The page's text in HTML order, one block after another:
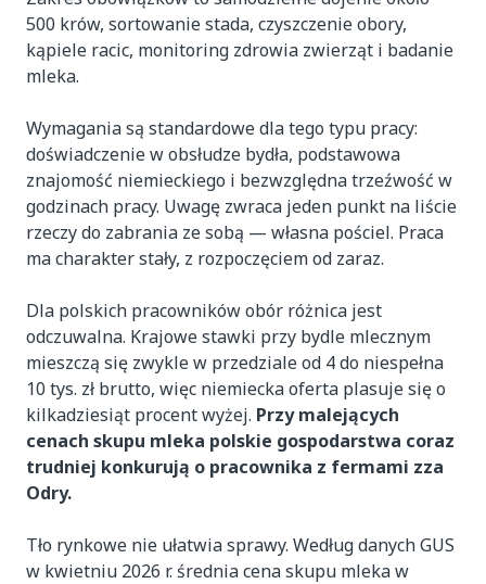
500 krów, sortowanie stada, czyszczenie obory,
kąpiele racic, monitoring zdrowia zwierząt i badanie
mleka.
Wymagania są standardowe dla tego typu pracy:
doświadczenie w obsłudze bydła, podstawowa
znajomość niemieckiego i bezwzględna trzeźwość w
godzinach pracy. Uwagę zwraca jeden punkt na liście
rzeczy do zabrania ze sobą — własna pościel. Praca
ma charakter stały, z rozpoczęciem od zaraz.
Dla polskich pracowników obór różnica jest
odczuwalna. Krajowe stawki przy bydle mlecznym
mieszczą się zwykle w przedziale od 4 do niespełna
10 tys. zł brutto, więc niemiecka oferta plasuje się o
kilkadziesiąt procent wyżej. Przy malejących
cenach skupu mleka polskie gospodarstwa coraz
trudniej konkurują o pracownika z fermami zza
Odry.
Tło rynkowe nie ułatwia sprawy. Według danych GUS
w kwietniu 2026 r. średnia cena skupu mleka w